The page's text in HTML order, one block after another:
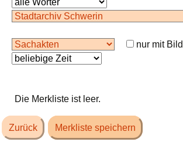
nur mit
Die Merkliste ist leer.
Zurück Merkliste speichern